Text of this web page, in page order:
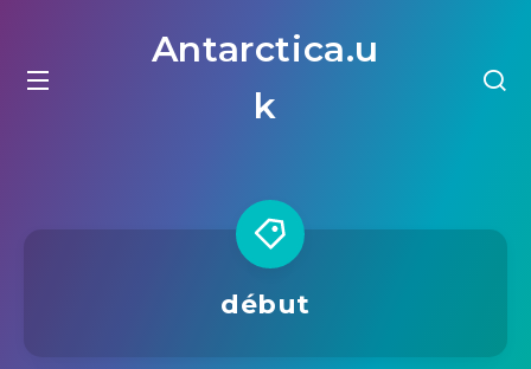
Antarctica.u
k
début